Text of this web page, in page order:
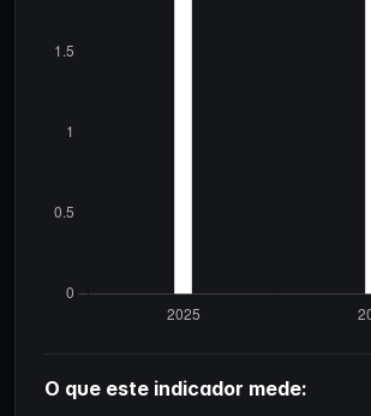
O que este indicador mede: